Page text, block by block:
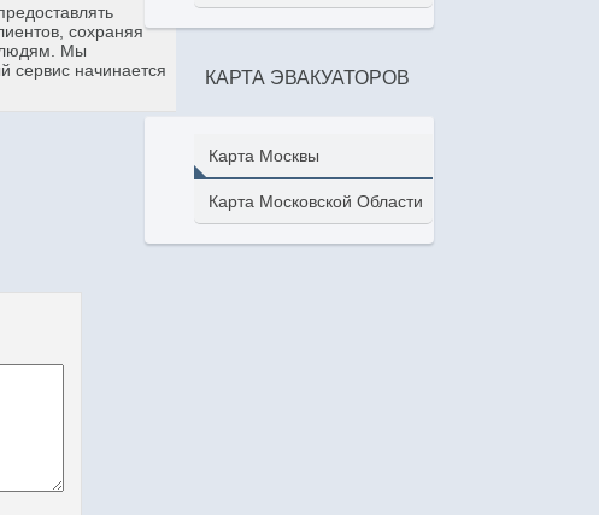
сохраняя
людям. Мы
сервис начинается
КАРТА ЭВАКУАТОРОВ
Карта Москвы
Карта Московской Области